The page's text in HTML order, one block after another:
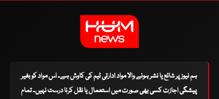
ہم نیوز پر شائع یا نشر ہونے والا مواد ادارتی ٹیم کی کاوش ہے۔ اس مواد کو بغیر
پیشگی اجازت کسی بھی صورت میں استعمال یا نقل کرنا درست نہیں۔ تمام